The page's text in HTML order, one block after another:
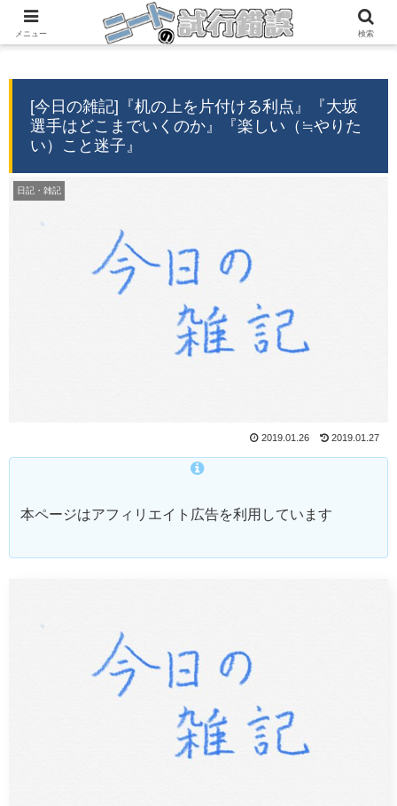
『自分の経験』→『誰かの役に立つ情報』
[今日の雑記]『机の上を片付ける利点』『大坂
選手はどこまでいくのか』『楽しい（≒やりた
い）こと迷子』
日記・雑記
2019.01.26 2019.01.27
本ページはアフィリエイト広告を利用しています
メニュー 検索